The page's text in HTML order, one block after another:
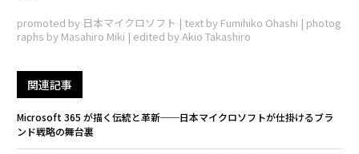
promoted by 日本マイクロソフト | text by Fumihiko Ohashi | photog
raphs by Masahiro Miki | edited by Akio Takashiro
関連記事
Microsoft 365 が描く伝統と革新──日本マイクロソフトが仕掛けるブラ
ンド戦略の舞台裏